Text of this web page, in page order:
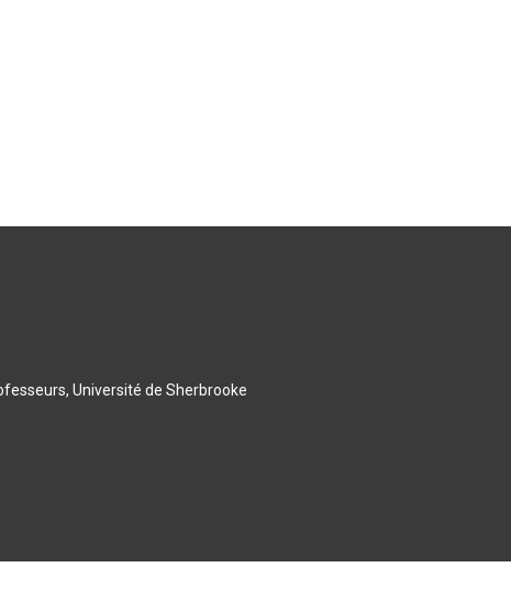
Université de Sherbrooke